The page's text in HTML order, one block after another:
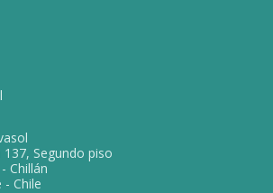
Segundo piso
Chillán
- Chile